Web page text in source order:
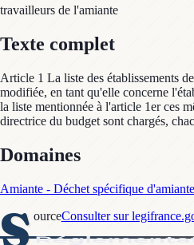
travailleurs de l'amiante
Texte complet
Article 1 La liste des établissements
modifiée, en tant qu'elle concerne
la liste mentionnée à l'article 1er ces
directrice du budget sont chargés,
Domaines
Amiante - Déchet spécifique d'amiante
S ourceConsulter sur